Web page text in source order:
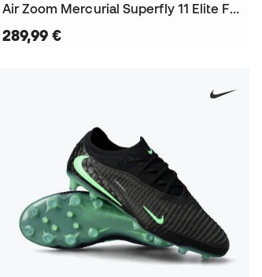
Air Zoom Mercurial Superfly 11 Elite FG Fußballschuhe
289,99 €